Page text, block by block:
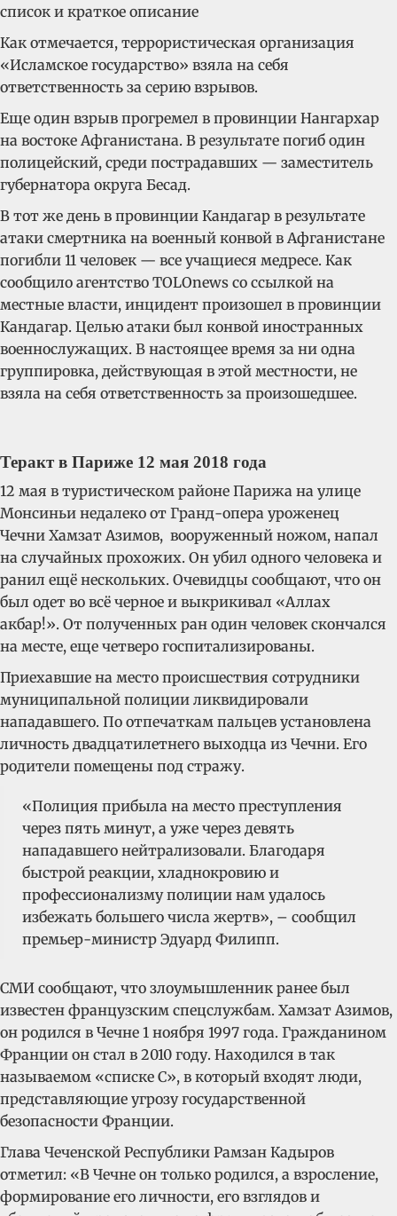
Как отмечается, террористическая организация
«Исламское государство» взяла на себя
ответственность за серию взрывов.
Еще один взрыв прогремел в провинции Нангархар
на востоке Афганистана. В результате погиб один
полицейский, среди пострадавших — заместитель
губернатора округа Бесад.
В тот же день в провинции Кандагар в результате
атаки смертника на военный конвой в Афганистане
погибли 11 человек — все учащиеся медресе. Как
сообщило агентство TOLOnews со ссылкой на
местные власти, инцидент произошел в провинции
Кандагар. Целью атаки был конвой иностранных
военнослужащих. В настоящее время за ни одна
группировка, действующая в этой местности, не
взяла на себя ответственность за произошедшее.
Теракт в Париже 12 мая 2018 года
12 мая в туристическом районе Парижа на улице
Монсиньи недалеко от Гранд-опера уроженец
Чечни Хамзат Азимов, вооруженный ножом, напал
на случайных прохожих. Он убил одного человека и
ранил ещё нескольких. Очевидцы сообщают, что он
был одет во всё черное и выкрикивал «Аллах
акбар!». От полученных ран один человек скончался
на месте, еще четверо госпитализированы.
Приехавшие на место происшествия сотрудники
муниципальной полиции ликвидировали
нападавшего. По отпечаткам пальцев установлена
личность двадцатилетнего выходца из Чечни. Его
родители помещены под стражу.
«Полиция прибыла на место преступления
через пять минут, а уже через девять
нападавшего нейтрализовали. Благодаря
быстрой реакции, хладнокровию и
профессионализму полиции нам удалось
избежать большего числа жертв», – сообщил
премьер-министр Эдуард Филипп.
СМИ сообщают, что злоумышленник ранее был
известен французским спецслужбам. Хамзат Азимов,
он родился в Чечне 1 ноября 1997 года. Гражданином
Франции он стал в 2010 году. Находился в так
называемом «списке С», в который входят люди,
представляющие угрозу государственной
безопасности Франции.
Глава Чеченской Республики Рамзан Кадыров
отметил: «В Чечне он только родился, а взросление,
формирование его личности, его взглядов и